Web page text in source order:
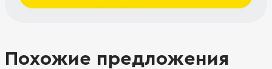
Похожие предложения